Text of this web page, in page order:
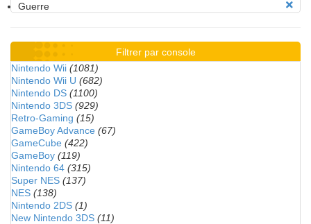
Guerre
Filtrer par console
Nintendo Wii (1081)
Nintendo Wii U (682)
Nintendo DS (1100)
Nintendo 3DS (929)
Retro-Gaming (15)
GameBoy Advance (67)
GameCube (422)
GameBoy (119)
Nintendo 64 (315)
Super NES (137)
NES (138)
Nintendo 2DS (1)
New Nintendo 3DS (11)